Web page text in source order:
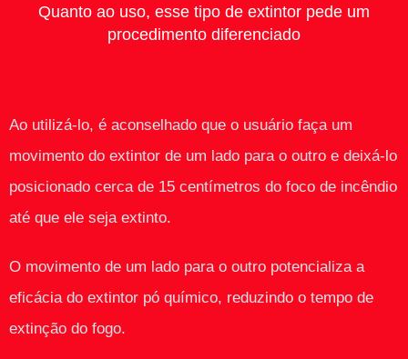
Quanto ao uso, esse tipo de extintor pede um
procedimento diferenciado
Ao utilizá-lo, é aconselhado que o usuário faça um
movimento do extintor de um lado para o outro e deixá-lo
posicionado cerca de 15 centímetros do foco de incêndio
até que ele seja extinto.
O movimento de um lado para o outro potencializa a
eficácia do extintor pó químico, reduzindo o tempo de
extinção do fogo.